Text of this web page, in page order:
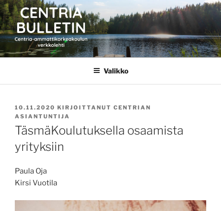
Siirry
sisältöön
CENTRIA BULLETIN
Valikko
JULKAISTU
10.11.2020 KIRJOITTANUT CENTRIAN
ASIANTUNTIJA
TäsmäKoulutuksella osaamista
yrityksiin
Paula Oja
Kirsi Vuotila